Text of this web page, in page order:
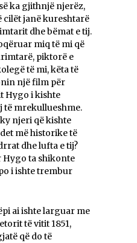
ka gjithnjë njerëz,
cilët janë kureshtarë
dhe bëmat e tij.
miq të mi që
piktorë e
të mi, këta të
një film për
Hygo i kishte
të mrekullueshme.
njeri që kishte
më historike të
dhe lufta e tij?
Hygo ta shikonte
i ishte trembur
ai ishte larguar me
të vitit 1851,
që do të